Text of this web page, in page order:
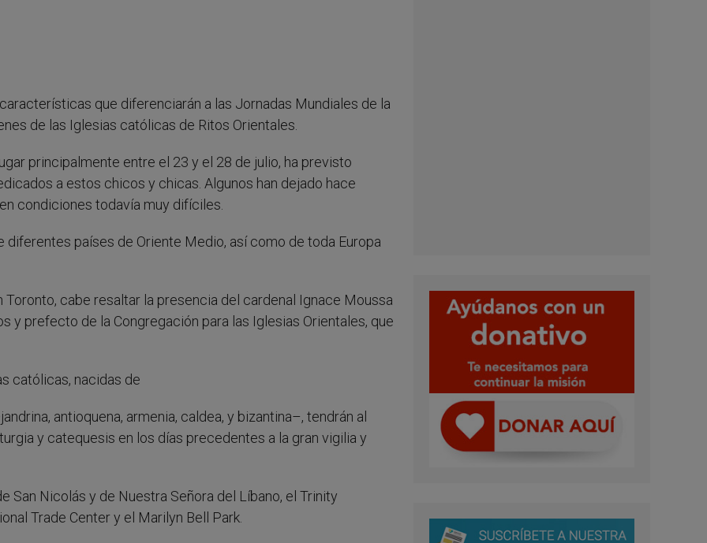
que diferenciarán a las Jornadas Mundiales de la
de las Iglesias católicas de Ritos Orientales.
principalmente entre el 23 y el 28 de julio, ha previsto
a estos chicos y chicas. Algunos han dejado hace
condiciones todavía muy difíciles.
diferentes países de Oriente Medio, así como de toda Europa
cabe resaltar la presencia del cardenal Ignace Moussa
y prefecto de la Congregación para las Iglesias Orientales, que
católicas, nacidas de
antioquena, armenia, caldea, y bizantina–, tendrán al
y catequesis en los días precedentes a la gran vigilia y
San Nicolás y de Nuestra Señora del Líbano, el Trinity
Trade Center y el Marilyn Bell Park.